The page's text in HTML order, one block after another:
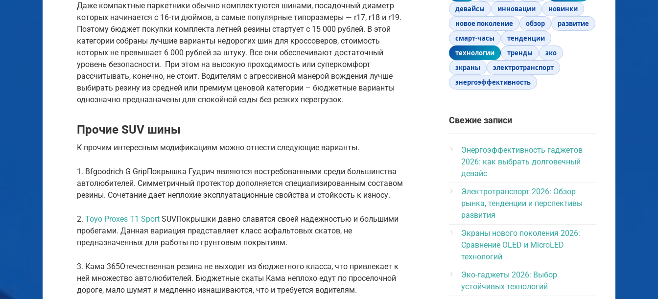
Даже компактные паркетники обычно комплектуются шинами, посадочный диаметр
которых начинается с 16-ти дюймов, а самые популярные типоразмеры — r17, r18 и r19.
Поэтому бюджет покупки комплекта летней резины стартует с 15 000 рублей. В этой
категории собраны лучшие варианты недорогих шин для кроссоверов, стоимость
которых не превышает 6 000 рублей за штуку. Все они обеспечивают достаточный
уровень безопасности. При этом на высокую проходимость или суперкомфорт
рассчитывать, конечно, не стоит. Водителям с агрессивной манерой вождения лучше
выбирать резину из средней или премиум ценовой категории – бюджетные варианты
однозначно предназначены для спокойной езды без резких перегрузок.
Прочие SUV шины
К прочим интересным модификациям можно отнести следующие варианты.
1. Bfgoodrich G GripПокрышка Гудрич являются востребованными среди большинства
автолюбителей. Симметричный протектор дополняется специализированным составом
резины. Сочетание дает неплохие эксплуатационные свойства и стойкость к износу.
2. Toyo Proxes T1 Sport SUVПокрышки давно славятся своей надежностью и большими
пробегами. Данная вариация представляет класс асфальтовых скатов, не
предназначенных для работы по грунтовым покрытиям.
3. Кама 365Отечественная резина не выходит из бюджетного класса, что привлекает к
ней множество автолюбителей. Бюджетные скаты Кама неплохо едут по проселочной
дороге, мало шумят и медленно изнашиваются, что и требуется водителям.
девайсы
инновации
новинки
новое поколение
обзор
развитие
смарт-часы
тенденции
технологии
тренды
эко
экраны
электротранспорт
энергоэффективность
Свежие записи
Энергоэффективность гаджетов
2026: как выбрать долговечный
девайс
Электротранспорт 2026: Обзор
рынка, тенденции и перспективы
развития
Экраны нового поколения 2026:
Сравнение OLED и MicroLED
технологий
Эко-гаджеты 2026: Выбор
устойчивых технологий